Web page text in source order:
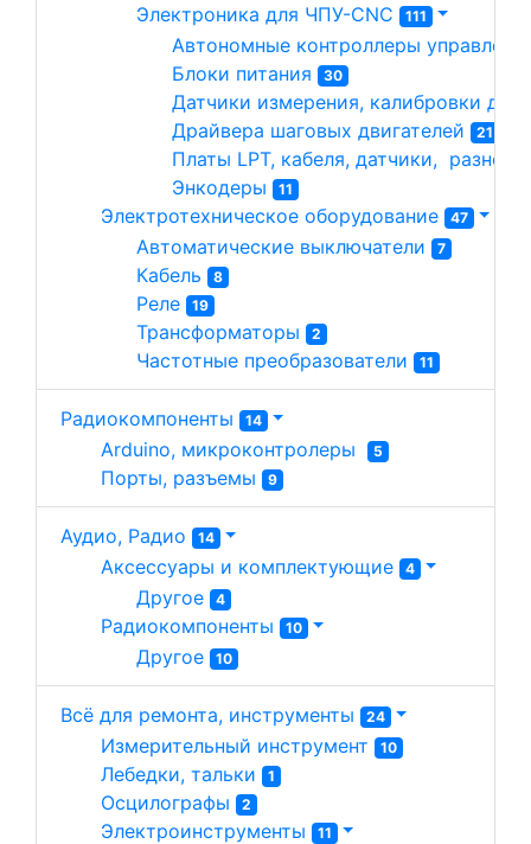
Электроника для ЧПУ-CNC
111
Автономные контроллеры
Блоки питания
30
Датчики измерения, калибровки
Драйвера шаговых двигателей
21
Платы LPT, кабеля, датчики,  разное
Энкодеры 11
Электротехническое оборудование 47
Автоматические выключатели 7
Кабель 8
Реле 19
Трансформаторы 2
Частотные преобразователи 11
Радиокомпоненты 14
Arduino, микроконтролеры 5
Порты, разъемы 9
Аудио, Радио 14
Аксессуары и комплектующие 4
Другое 4
Радиокомпоненты 10
Другое 10
Всё для ремонта, инструменты 24
Измерительный инструмент 10
Лебедки, тальки 1
Осцилографы 2
Электроинструменты 11